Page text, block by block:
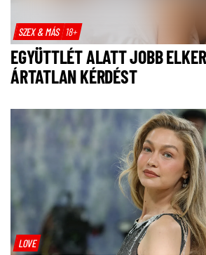
SZEX & MÁS 18+
EGYÜTTLÉT ALATT JOBB
ÁRTATLAN KÉRDÉST
LOVE